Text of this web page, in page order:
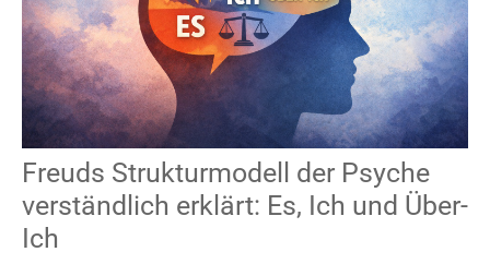
Freuds Strukturmodell der Psyche
verständlich erklärt: Es, Ich und Über-
Ich